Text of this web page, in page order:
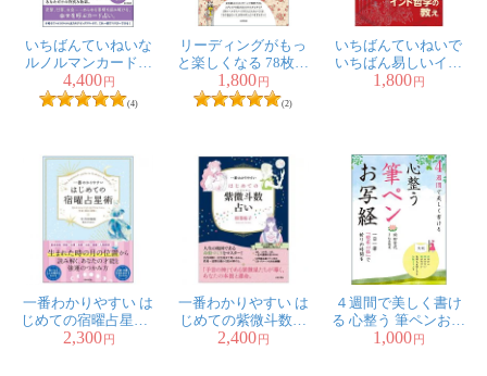
いちばんていねいな
ルノルマンカード占
い - The most polite
Renorman card fortune-
4,400円
(4)
リーディングがもっ
と楽しくなる 78枚で
占うタロット読み解
きBOOK - Tarot
1,800円
(2)
いちばんていねいで
いちばん易しいイン
ド哲学 超入門 バ
introduc
1,800円
一番わかりやすい は
じめての宿曜占星術 -
The easiest to
2,300円
一番わかりやすい は
じめての紫微斗数占
い - The easiest to
2,400円
４週間で美しく書け
る 心整う 筆ペンお写
経 ‐ You can write
1,000円